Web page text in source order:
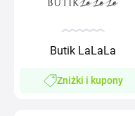
Butik LaLaLa
Zniżki i kupony